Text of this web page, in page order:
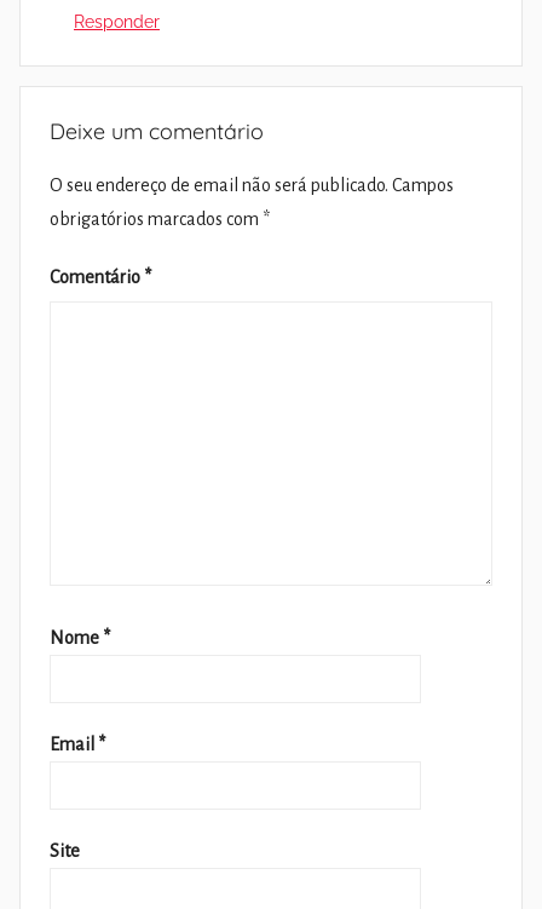
Responder
Deixe um comentário
O seu endereço de email não será publicado. Campos
obrigatórios marcados com *
Comentário *
Nome *
Email *
Site